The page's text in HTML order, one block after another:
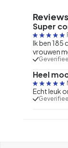
Super
Ik ben 185
vrouwen
Heel
Echt leuk